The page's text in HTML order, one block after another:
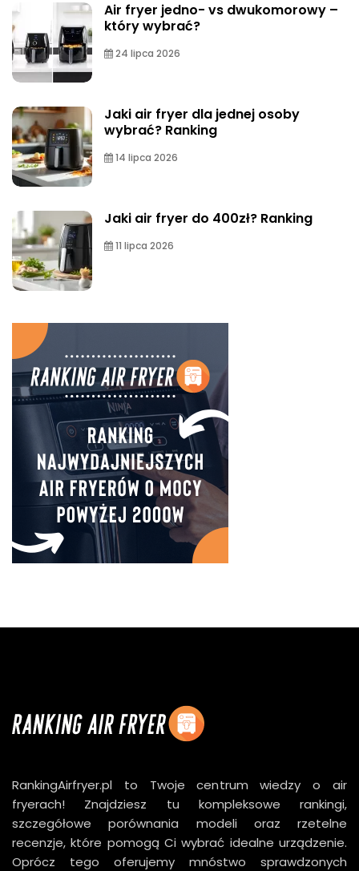
Air fryer jedno- vs dwukomorowy –
który wybrać?
24 lipca 2026
Jaki air fryer dla jednej osoby
wybrać? Ranking
14 lipca 2026
Jaki air fryer do 400zł? Ranking
11 lipca 2026
RankingAirfryer.pl to Twoje centrum wiedzy o air
fryerach! Znajdziesz tu kompleksowe rankingi,
szczegółowe porównania modeli oraz rzetelne
recenzje, które pomogą Ci wybrać idealne urządzenie.
Oprócz tego oferujemy mnóstwo sprawdzonych